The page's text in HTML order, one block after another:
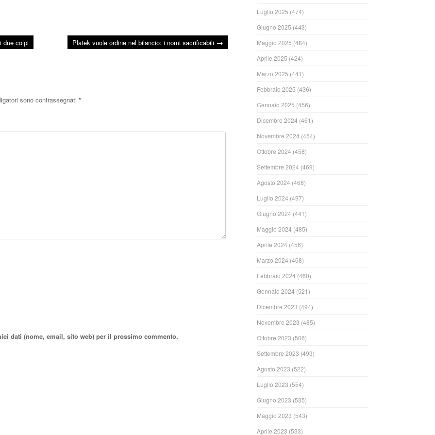
due colpi Platek vuole ordine nel bilancio: i nomi sacrificabili →
sono contrassegnati *
dati (nome, email, sito web) per il prossimo commento.
Luglio 2025 (474)
Giugno 2025 (443)
Maggio 2025 (484)
Aprile 2025 (424)
Marzo 2025 (441)
Febbraio 2025 (436)
Gennaio 2025 (456)
Dicembre 2024 (461)
Novembre 2024 (454)
Ottobre 2024 (458)
Settembre 2024 (469)
Agosto 2024 (468)
Luglio 2024 (497)
Giugno 2024 (441)
Maggio 2024 (485)
Aprile 2024 (456)
Marzo 2024 (468)
Febbraio 2024 (460)
Gennaio 2024 (521)
Dicembre 2023 (494)
Novembre 2023 (485)
Ottobre 2023 (506)
Settembre 2023 (493)
Agosto 2023 (522)
Luglio 2023 (554)
Giugno 2023 (535)
Maggio 2023 (543)
Aprile 2023 (533)